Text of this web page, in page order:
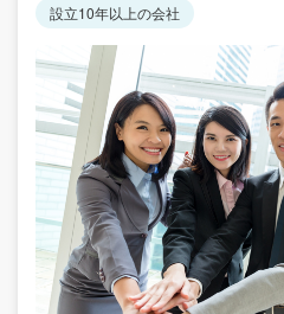
設立10年以上の会社